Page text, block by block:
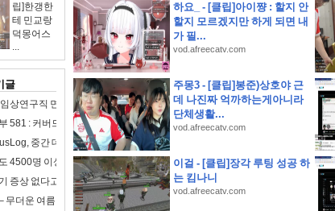
립]한갱한
테 민교랑
덕몽어스
...
글
상연구직 면접 합격자료 자기소개 스크립트 및 실제 면접 합격 답안
581 : 커버드본드(이중상환청구권부 채권)
중간 데모를 앞두고 제품을 다듬고 실제 크루들 앞에서 시연하다
4500명 이상 탈출 시킨 김성훈전도사 활약
증상 없다고 미루면 안 되는 이유
무더운 여름 속, 함께하는 8월 이야기
하요_ - [클립]아이쨩 : 할지 안
할지 모르겠지만 하게 되면 내
가 필...
vod.afreecatv.com
주몽3 - [클립]봉준)상호야 근
데 나진짜 억까하는게아니라
단체생활...
vod.afreecatv.com
이걸 - [클립]장각 루팅 성공 하
는 킴나니
vod.afreecatv.com